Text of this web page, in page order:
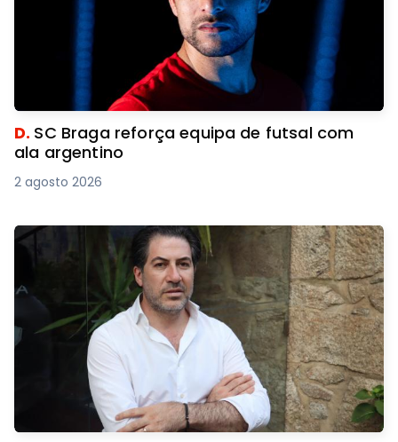
D. SC Braga reforça equipa de futsal com
ala argentino
2 agosto 2026